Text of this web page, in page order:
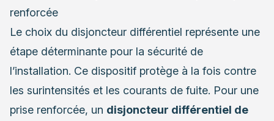
renforcée
Le choix du disjoncteur différentiel représente une
étape déterminante pour la sécurité de
l’installation. Ce dispositif protège à la fois contre
les surintensités et les courants de fuite. Pour une
prise renforcée, un disjoncteur différentiel de